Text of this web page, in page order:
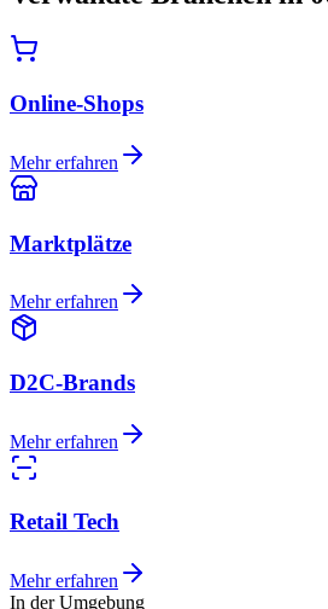
Online-Shops
Mehr erfahren
Marktplätze
Mehr erfahren
D2C-Brands
Mehr erfahren
Retail Tech
Mehr erfahren
In der Umgebung